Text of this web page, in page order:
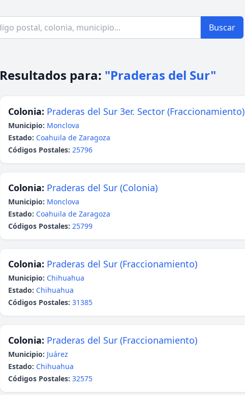
Buscar
Resultados para: "Praderas del Sur"
Colonia: Praderas del Sur 3er. Sector (Fraccionamiento)
Municipio: Monclova
Estado: Coahuila de Zaragoza
Códigos Postales: 25796
Colonia: Praderas del Sur (Colonia)
Municipio: Monclova
Estado: Coahuila de Zaragoza
Códigos Postales: 25799
Colonia: Praderas del Sur (Fraccionamiento)
Municipio: Chihuahua
Estado: Chihuahua
Códigos Postales: 31385
Colonia: Praderas del Sur (Fraccionamiento)
Municipio: Juárez
Estado: Chihuahua
Códigos Postales: 32575